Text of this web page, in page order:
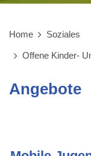
Home Soziales
Offene Kinder-
Inhalt
Angebote